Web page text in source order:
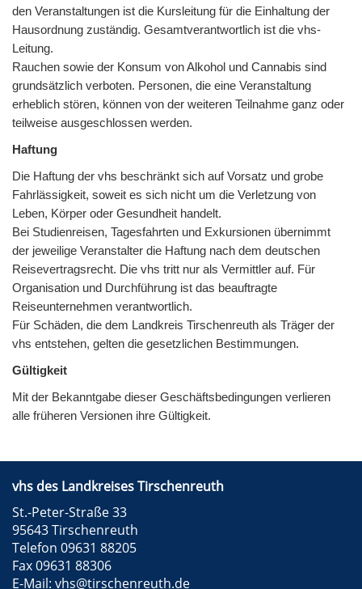
den Veranstaltungen ist die Kursleitung für die Einhaltung der
Hausordnung zuständig. Gesamtverantwortlich ist die vhs-
Leitung.
Rauchen sowie der Konsum von Alkohol und Cannabis sind
grundsätzlich verboten. Personen, die eine Veranstaltung
erheblich stören, können von der weiteren Teilnahme ganz oder
teilweise ausgeschlossen werden.
Haftung
Die Haftung der vhs beschränkt sich auf Vorsatz und grobe
Fahrlässigkeit, soweit es sich nicht um die Verletzung von
Leben, Körper oder Gesundheit handelt.
Bei Studienreisen, Tagesfahrten und Exkursionen übernimmt
der jeweilige Veranstalter die Haftung nach dem deutschen
Reisevertragsrecht. Die vhs tritt nur als Vermittler auf. Für
Organisation und Durchführung ist das beauftragte
Reiseunternehmen verantwortlich.
Für Schäden, die dem Landkreis Tirschenreuth als Träger der
vhs entstehen, gelten die gesetzlichen Bestimmungen.
Gültigkeit
Mit der Bekanntgabe dieser Geschäftsbedingungen verlieren
alle früheren Versionen ihre Gültigkeit.
vhs des Landkreises Tirschenreuth
St.-Peter-Straße 33
95643 Tirschenreuth
Telefon 09631 88205
Fax 09631 88306
E-Mail: vhs@tirschenreuth.de